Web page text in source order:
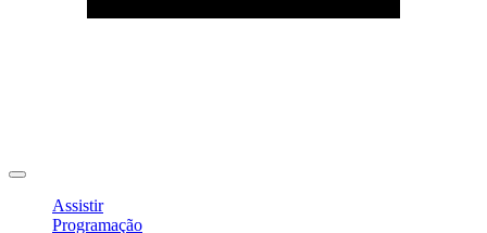
Assistir
Programação